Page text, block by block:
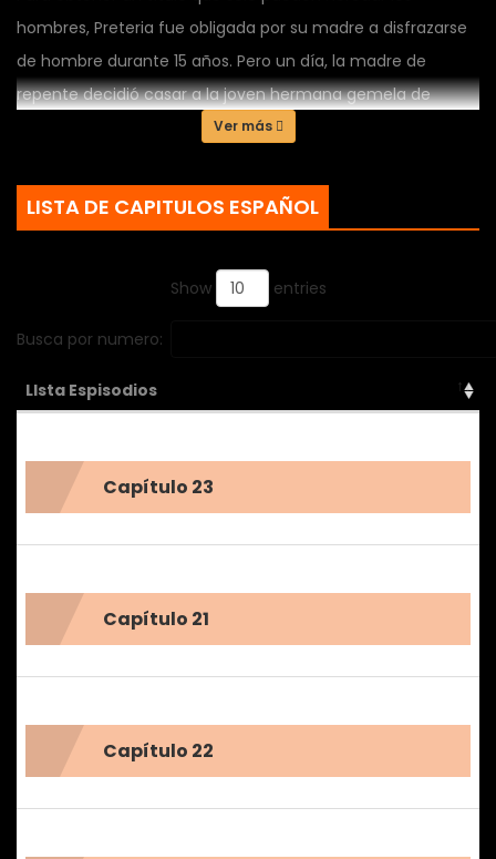
hombres, Preteria fue obligada por su madre a disfrazarse
de hombre durante 15 años. Pero un día, la madre de
repente decidió casar a la joven hermana gemela de
Preteria y buscar un yerno que se hiciera cargo de la
tiempo aparece inexplicablemente en el imperio en ese
momento. ——Mientras firme un contrato un dragón,
y recuperar mi título?
Ver más
LISTA DE CAPITULOS ESPAÑOL
Show entries
Busca por numero:
LIsta Espisodios
Capítulo 23
Capítulo 21
Capítulo 22